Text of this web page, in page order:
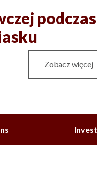
podczas
Zobacz więcej
Invest